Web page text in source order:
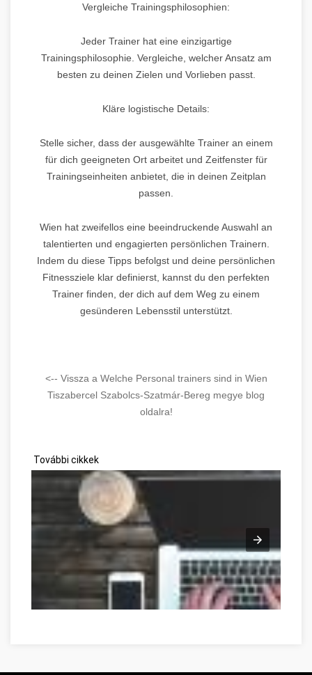
Vergleiche Trainingsphilosophien:
Jeder Trainer hat eine einzigartige
Trainingsphilosophie. Vergleiche, welcher Ansatz am
besten zu deinen Zielen und Vorlieben passt.
Kläre logistische Details:
Stelle sicher, dass der ausgewählte Trainer an einem
für dich geeigneten Ort arbeitet und Zeitfenster für
Trainingseinheiten anbietet, die in deinen Zeitplan
passen.
Wien hat zweifellos eine beeindruckende Auswahl an
talentierten und engagierten persönlichen Trainern.
Indem du diese Tipps befolgst und deine persönlichen
Fitnessziele klar definierst, kannst du den perfekten
Trainer finden, der dich auf dem Weg zu einem
gesünderen Lebensstil unterstützt.
<-- Vissza a Welche Personal trainers sind in Wien
Tiszabercel Szabolcs-Szatmár-Bereg megye blog
oldalra!
További cikkek